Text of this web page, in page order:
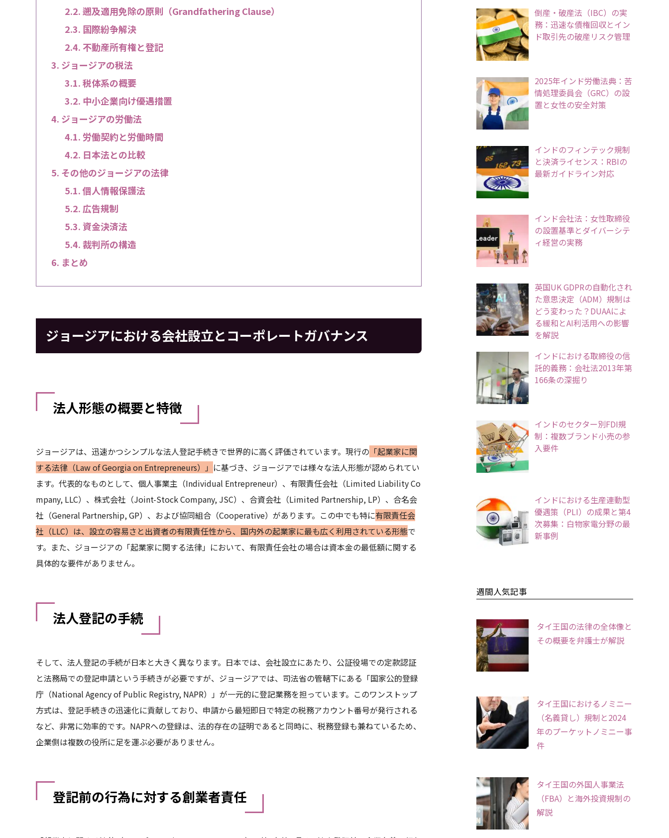
遡及適用免除の原則（Grandfathering Clause）
国際紛争解決
不動産所有権と登記
ジョージアの税法
税体系の概要
中小企業向け優遇措置
ジョージアの労働法
労働契約と労働時間
日本法との比較
その他のジョージアの法律
個人情報保護法
広告規制
資金決済法
裁判所の構造
まとめ
ジョージアにおける会社設立とコーポレートガバナンス
法人形態の概要と特徴
ジョージアは、迅速かつシンプルな法人登記手続きで世界的に高く評価されています。現行の 「起業家に関
する法律（Law of Georgia on Entrepreneurs）」 に基づき、ジョージアでは様々な法人形態が認められてい
ます。代表的なものとして、個人事業主（Individual Entrepreneur）、有限責任会社（Limited Liability Co
mpany, LLC）、株式会社（Joint-Stock Company, JSC）、合資会社（Limited Partnership, LP）、合名会
社（General Partnership, GP）、および協同組合（Cooperative）があります。この中でも特に有限責任会
社（LLC）は、設立の容易さと出資者の有限責任性から、国内外の起業家に最も広く利用されている形態で
す。また、ジョージアの「起業家に関する法律」において、有限責任会社の場合は資本金の最低額に関する
具体的な要件がありません。
法人登記の手続
そして、法人登記の手続が日本と大きく異なります。日本では、会社設立にあたり、公証役場での定款認証
と法務局での登記申請という手続きが必要ですが、ジョージアでは、司法省の管轄下にある「国家公的登録
庁（National Agency of Public Registry, NAPR）」が一元的に登記業務を担っています。このワンストップ
方式は、登記手続きの迅速化に貢献しており、申請から最短即日で特定の税務アカウント番号が発行される
など、非常に効率的です。NAPRへの登録は、法的存在の証明であると同時に、税務登録も兼ねているため、
企業側は複数の役所に足を運ぶ必要がありません。
登記前の行為に対する創業者責任
倒産・破産法（IBC）の実
務：迅速な債権回収とイン
ド取引先の破産リスク管理
2025年インド労働法典：苦
情処理委員会（GRC）の設
置と女性の安全対策
インドのフィンテック規制
と決済ライセンス：RBIの
最新ガイドライン対応
インド会社法：女性取締役
の設置基準とダイバーシテ
ィ経営の実務
英国UK GDPRの自動化され
た意思決定（ADM）規制は
どう変わった？DUAAによ
る緩和とAI利活用への影響
を解説
インドにおける取締役の信
託的義務：会社法2013年第
166条の深掘り
インドのセクター別FDI規
制：複数ブランド小売の参
入要件
インドにおける生産連動型
優遇策（PLI）の成果と第4
次募集：白物家電分野の最
新事例
週間人気記事
タイ王国の法律の全体像と
その概要を弁護士が解説
タイ王国におけるノミニー
（名義貸し）規制と2024
年のプーケットノミニー事
件
タイ王国の外国人事業法
（FBA）と海外投資規制の
解説